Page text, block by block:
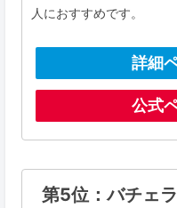
人におすすめです。
詳細
公式
第5位：バチェ